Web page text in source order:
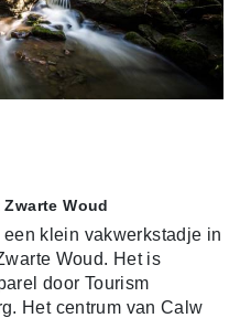
Woud
klein vakwerkstadje in
Woud. Het is
door Tourism
Het centrum van Calw